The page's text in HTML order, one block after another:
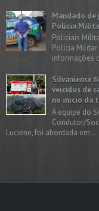
Mandado
Polícia
Policiais
Polícia
informações
Silvaniense
veículos de
no início da
A equipe do
Condutor/
Luciene, foi abordada em...